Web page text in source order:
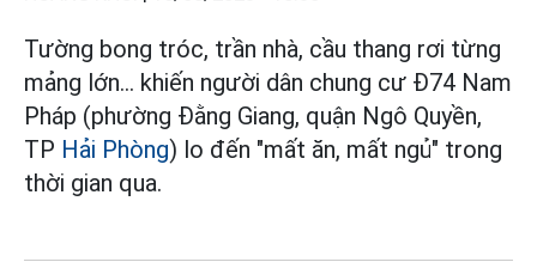
Tường bong tróc, trần nhà, cầu thang rơi từng
mảng lớn... khiến người dân chung cư Đ74 Nam
Pháp (phường Đằng Giang, quận Ngô Quyền,
TP Hải Phòng) lo đến "mất ăn, mất ngủ" trong
thời gian qua.